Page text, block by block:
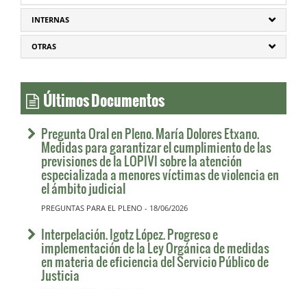
INTERNAS
OTRAS
Últimos Documentos
Pregunta Oral en Pleno. María Dolores Etxano.
Medidas para garantizar el cumplimiento de las
previsiones de la LOPIVI sobre la atención
especializada a menores víctimas de violencia en
el ámbito judicial
PREGUNTAS PARA EL PLENO - 18/06/2026
Interpelación. Igotz López. Progreso e
implementación de la Ley Orgánica de medidas
en materia de eficiencia del Servicio Público de
Justicia